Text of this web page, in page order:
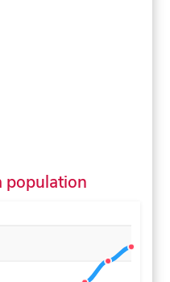
population